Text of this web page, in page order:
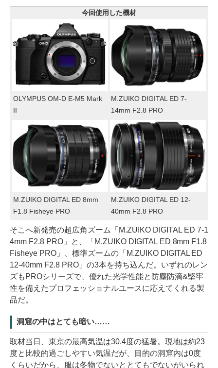
今回使用した機材
OLYMPUS OM-D E-M5 Mark
II
M.ZUIKO DIGITAL ED 7-
14mm F2.8 PRO
M.ZUIKO DIGITAL ED 8mm
F1.8 Fisheye PRO
M.ZUIKO DIGITAL ED 12-
40mm F2.8 PRO
そこへ新発売の超広角ズーム「M.ZUIKO DIGITAL ED 7-1
4mm F2.8 PRO」と、「M.ZUIKO DIGITAL ED 8mm F1.8
Fisheye PRO」、標準ズームの「M.ZUIKO DIGITAL ED
12-40mm F2.8 PRO」の3本を持ち込んだ。いずれのレン
ズもPROシリーズで、優れた光学性能と防塵防滴&堅牢
性を備えたプロフェッショナルユースに応えてくれる製
品だ。
洞窟の中はとても暗い……
取材当日、東京の最高気温は30.4度の猛暑。現地は約23
度と比較的過ごしやすい気温だが、目的の洞窟内は0度
くらいだから、服は冬物でないととてもでないがいられ